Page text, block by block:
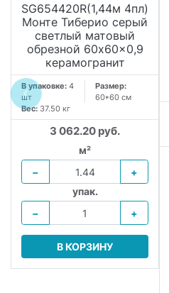
SG654420R(1,44м 4пл)
Монте Тиберио серый
светлый матовый
обрезной 60x60x0,9
керамогранит
В упаковке: 4
шт
Размер:
60*60 см
Вес: 37.50 кг
3 062.20 руб.
м²
−
+
упак.
−
+
В КОРЗИНУ